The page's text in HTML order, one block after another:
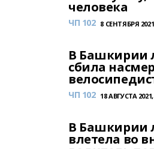
человека
ЧП 102 8 СЕНТЯБРЯ
В Башкирии
сбила
ЧП 102 18 АВГУСТА 2021,
В Башкирии
влетела во